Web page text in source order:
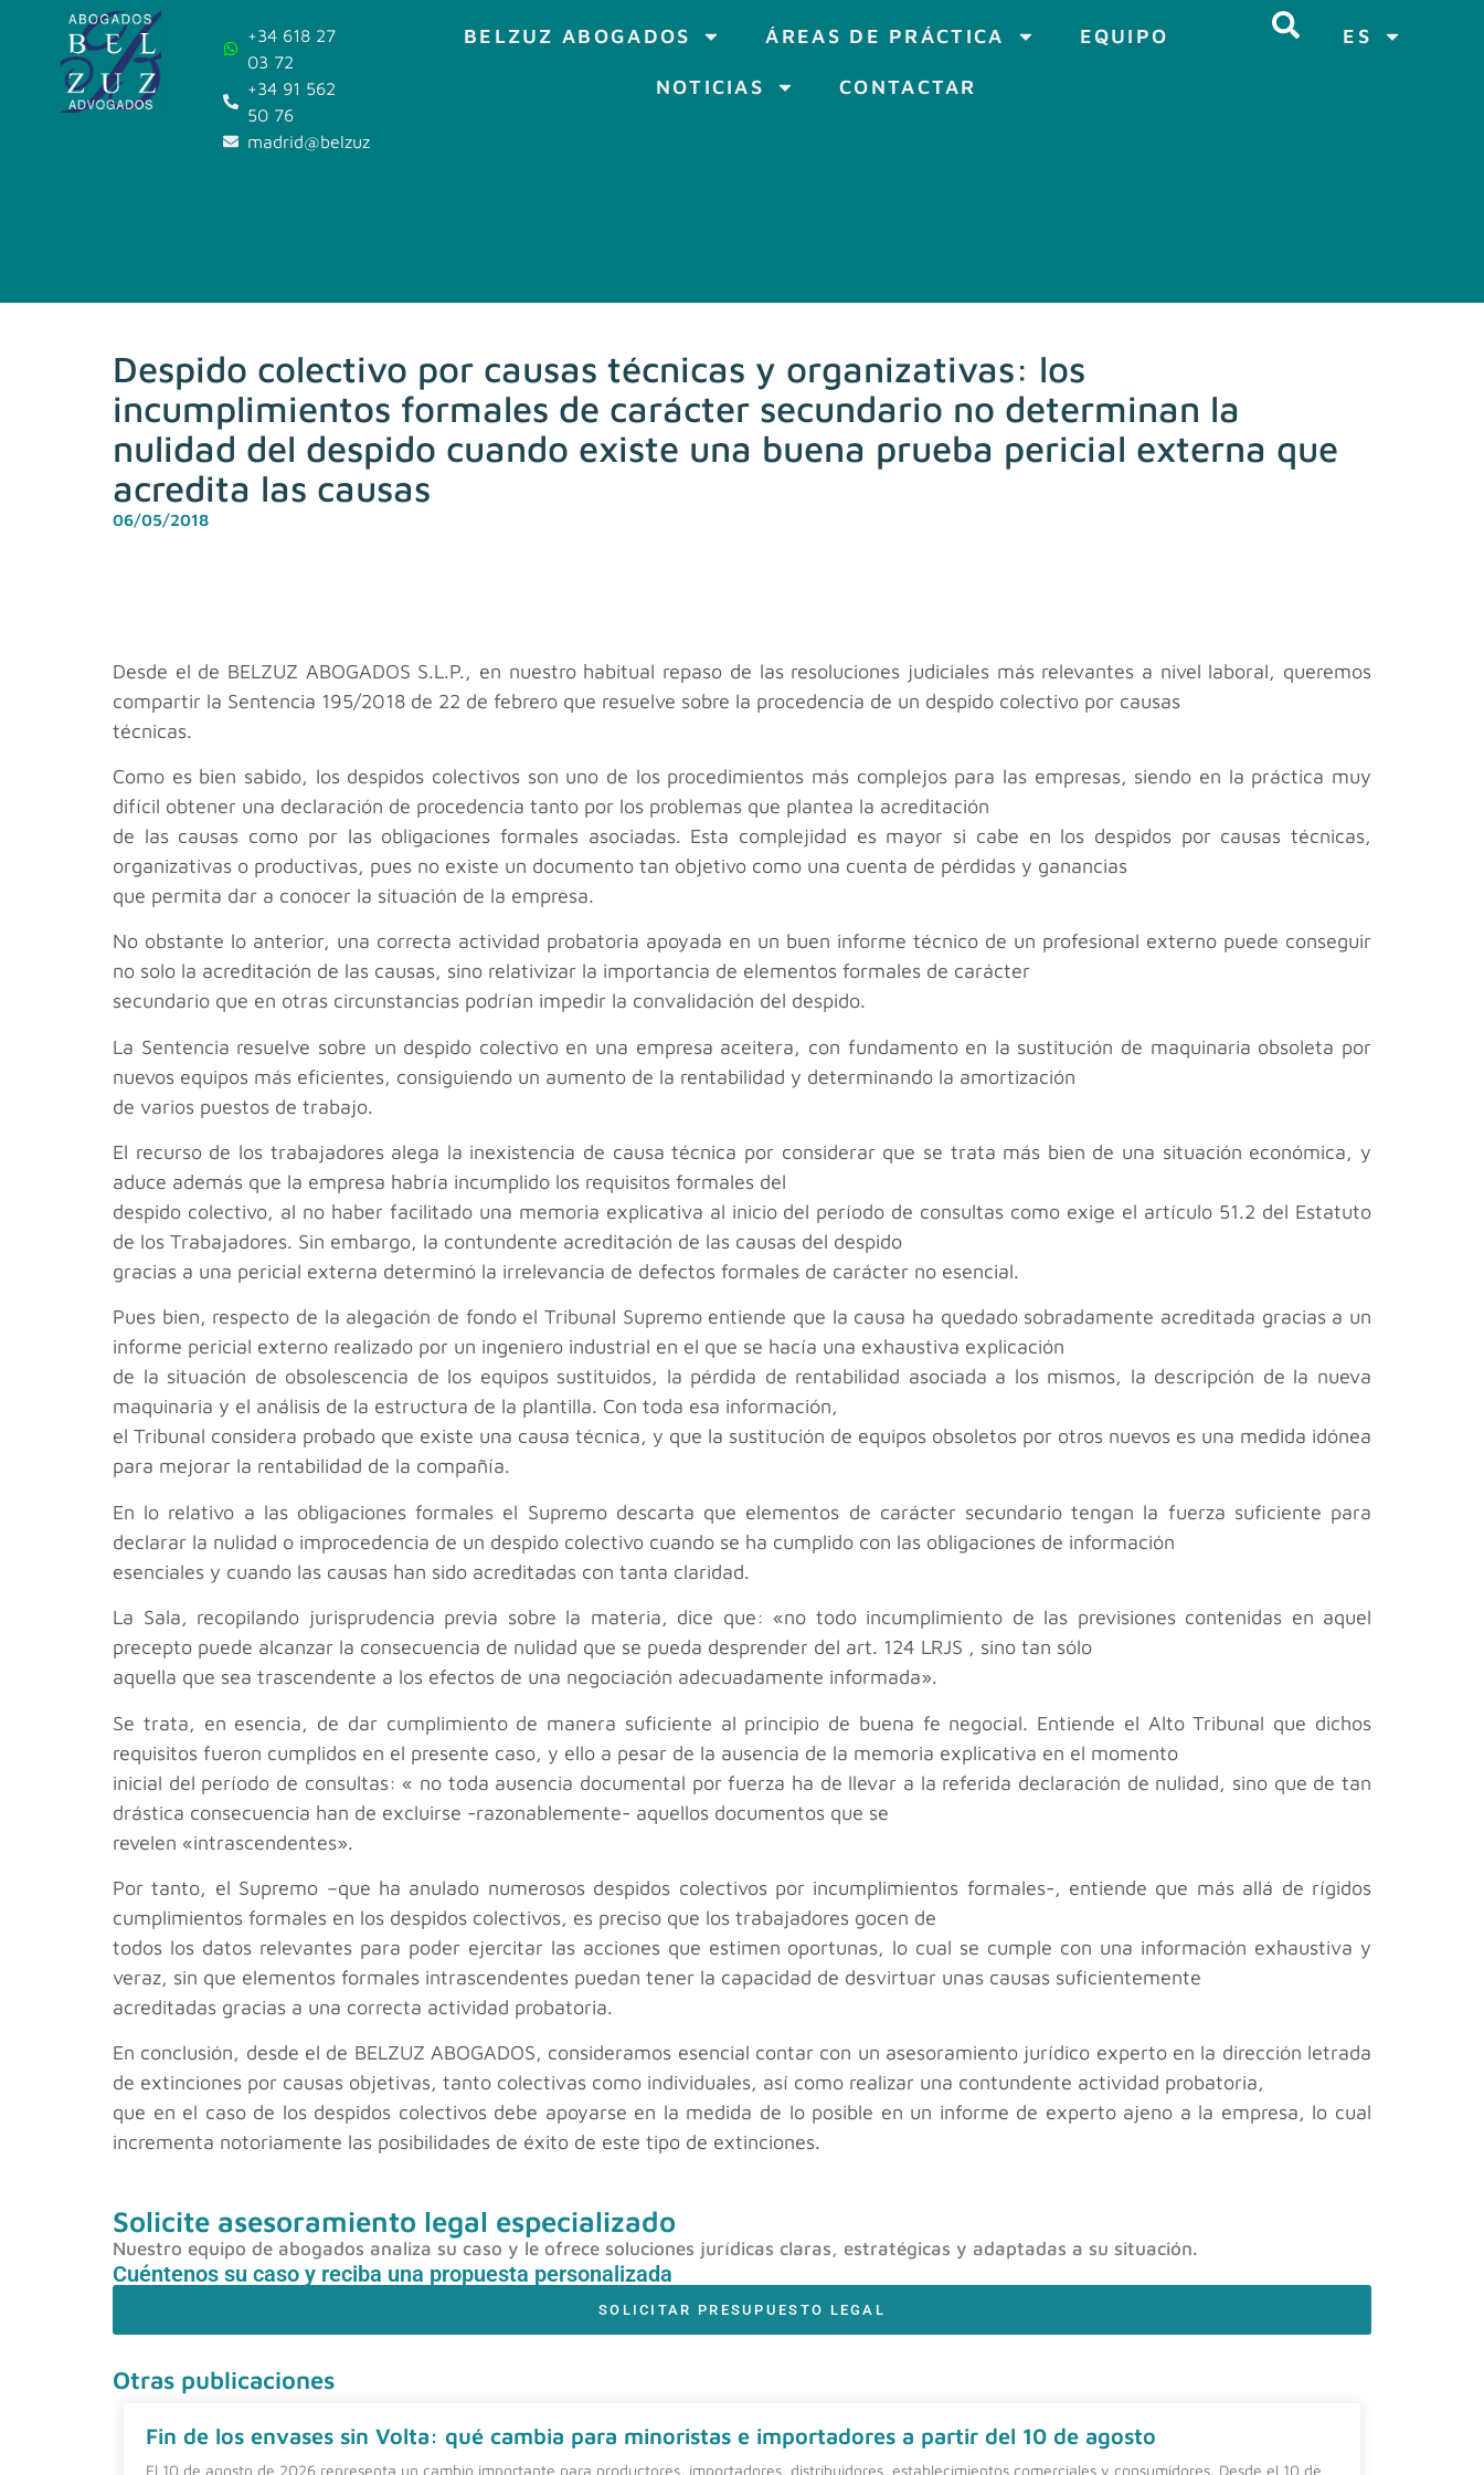
+34 618 27
03 72
+34 91 562
50 76
madrid@belzuz.com
BELZUZ ABOGADOS ÁREAS DE PRÁCTICA EQUIPO
NOTICIAS CONTACTAR
ES
Despido colectivo por causas técnicas y organizativas: los
incumplimientos formales de carácter secundario no determinan la
nulidad del despido cuando existe una buena prueba pericial externa que
acredita las causas
06/05/2018
Desde el de BELZUZ ABOGADOS S.L.P., en nuestro habitual repaso de las resoluciones judiciales más relevantes a nivel laboral, queremos
compartir la Sentencia 195/2018 de 22 de febrero que resuelve sobre la procedencia de un despido colectivo por causas
técnicas.
Como es bien sabido, los despidos colectivos son uno de los procedimientos más complejos para las empresas, siendo en la práctica muy
difícil obtener una declaración de procedencia tanto por los problemas que plantea la acreditación
de las causas como por las obligaciones formales asociadas. Esta complejidad es mayor si cabe en los despidos por causas técnicas,
organizativas o productivas, pues no existe un documento tan objetivo como una cuenta de pérdidas y ganancias
que permita dar a conocer la situación de la empresa.
No obstante lo anterior, una correcta actividad probatoria apoyada en un buen informe técnico de un profesional externo puede conseguir
no solo la acreditación de las causas, sino relativizar la importancia de elementos formales de carácter
secundario que en otras circunstancias podrían impedir la convalidación del despido.
La Sentencia resuelve sobre un despido colectivo en una empresa aceitera, con fundamento en la sustitución de maquinaria obsoleta por
nuevos equipos más eficientes, consiguiendo un aumento de la rentabilidad y determinando la amortización
de varios puestos de trabajo.
El recurso de los trabajadores alega la inexistencia de causa técnica por considerar que se trata más bien de una situación económica, y
aduce además que la empresa habría incumplido los requisitos formales del
despido colectivo, al no haber facilitado una memoria explicativa al inicio del período de consultas como exige el artículo 51.2 del Estatuto
de los Trabajadores. Sin embargo, la contundente acreditación de las causas del despido
gracias a una pericial externa determinó la irrelevancia de defectos formales de carácter no esencial.
Pues bien, respecto de la alegación de fondo el Tribunal Supremo entiende que la causa ha quedado sobradamente acreditada gracias a un
informe pericial externo realizado por un ingeniero industrial en el que se hacía una exhaustiva explicación
de la situación de obsolescencia de los equipos sustituidos, la pérdida de rentabilidad asociada a los mismos, la descripción de la nueva
maquinaria y el análisis de la estructura de la plantilla. Con toda esa información,
el Tribunal considera probado que existe una causa técnica, y que la sustitución de equipos obsoletos por otros nuevos es una medida idónea
para mejorar la rentabilidad de la compañía.
En lo relativo a las obligaciones formales el Supremo descarta que elementos de carácter secundario tengan la fuerza suficiente para
declarar la nulidad o improcedencia de un despido colectivo cuando se ha cumplido con las obligaciones de información
esenciales y cuando las causas han sido acreditadas con tanta claridad.
La Sala, recopilando jurisprudencia previa sobre la materia, dice que: «no todo incumplimiento de las previsiones contenidas en aquel
precepto puede alcanzar la consecuencia de nulidad que se pueda desprender del art. 124 LRJS , sino tan sólo
aquella que sea trascendente a los efectos de una negociación adecuadamente informada».
Se trata, en esencia, de dar cumplimiento de manera suficiente al principio de buena fe negocial. Entiende el Alto Tribunal que dichos
requisitos fueron cumplidos en el presente caso, y ello a pesar de la ausencia de la memoria explicativa en el momento
inicial del período de consultas: « no toda ausencia documental por fuerza ha de llevar a la referida declaración de nulidad, sino que de tan
drástica consecuencia han de excluirse -razonablemente- aquellos documentos que se
revelen «intrascendentes».
Por tanto, el Supremo –que ha anulado numerosos despidos colectivos por incumplimientos formales-, entiende que más allá de rígidos
cumplimientos formales en los despidos colectivos, es preciso que los trabajadores gocen de
todos los datos relevantes para poder ejercitar las acciones que estimen oportunas, lo cual se cumple con una información exhaustiva y
veraz, sin que elementos formales intrascendentes puedan tener la capacidad de desvirtuar unas causas suficientemente
acreditadas gracias a una correcta actividad probatoria.
En conclusión, desde el de BELZUZ ABOGADOS, consideramos esencial contar con un asesoramiento jurídico experto en la dirección letrada
de extinciones por causas objetivas, tanto colectivas como individuales, así como realizar una contundente actividad probatoria,
que en el caso de los despidos colectivos debe apoyarse en la medida de lo posible en un informe de experto ajeno a la empresa, lo cual
incrementa notoriamente las posibilidades de éxito de este tipo de extinciones.
Solicite asesoramiento legal especializado
Nuestro equipo de abogados analiza su caso y le ofrece soluciones jurídicas claras, estratégicas y adaptadas a su situación.
Cuéntenos su caso y reciba una propuesta personalizada
SOLICITAR PRESUPUESTO LEGAL
Otras publicaciones
Fin de los envases sin Volta: qué cambia para minoristas e importadores a partir del 10 de agosto
El 10 de agosto de 2026 representa un cambio importante para productores, importadores, distribuidores, establecimientos comerciales y consumidores. Desde el 10 de